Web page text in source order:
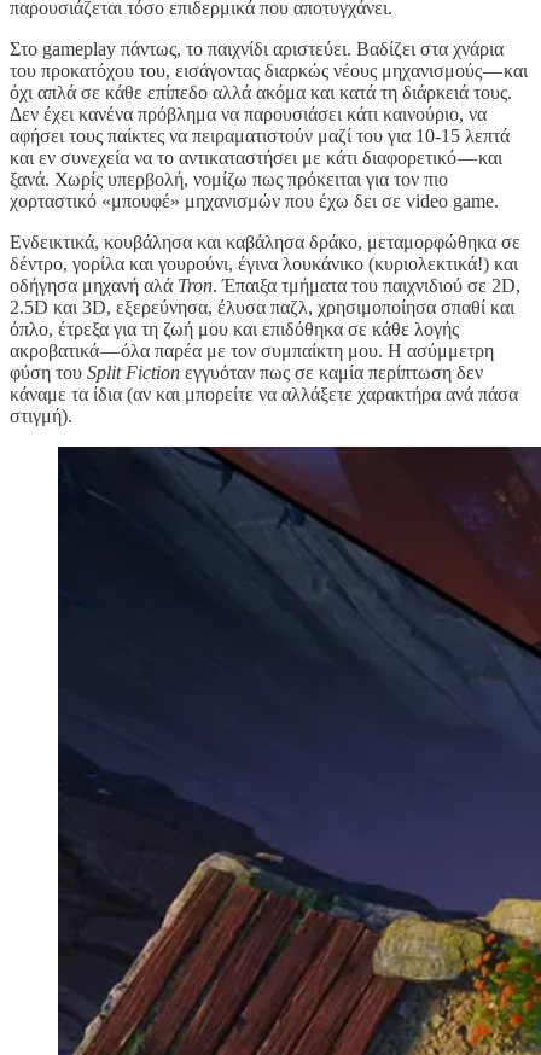
παρουσιάζεται τόσο επιδερμικά που αποτυγχάνει.
Στο gameplay πάντως, το παιχνίδι αριστεύει. Βαδίζει στα χνάρια
του προκατόχου του, εισάγοντας διαρκώς νέους μηχανισμούς — και
όχι απλά σε κάθε επίπεδο αλλά ακόμα και κατά τη διάρκειά τους.
Δεν έχει κανένα πρόβλημα να παρουσιάσει κάτι καινούριο, να
αφήσει τους παίκτες να πειραματιστούν μαζί του για 10-15 λεπτά
και εν συνεχεία να το αντικαταστήσει με κάτι διαφορετικό — και
ξανά. Χωρίς υπερβολή, νομίζω πως πρόκειται για τον πιο
χορταστικό «μπουφέ» μηχανισμών που έχω δει σε video game.
Ενδεικτικά, κουβάλησα και καβάλησα δράκο, μεταμορφώθηκα σε
δέντρο, γορίλα και γουρούνι, έγινα λουκάνικο (κυριολεκτικά!) και
οδήγησα μηχανή αλά Tron. Έπαιξα τμήματα του παιχνιδιού σε 2D,
2.5D και 3D, εξερεύνησα, έλυσα παζλ, χρησιμοποίησα σπαθί και
όπλο, έτρεξα για τη ζωή μου και επιδόθηκα σε κάθε λογής
ακροβατικά — όλα παρέα με τον συμπαίκτη μου. Η ασύμμετρη
φύση του Split Fiction εγγυόταν πως σε καμία περίπτωση δεν
κάναμε τα ίδια (αν και μπορείτε να αλλάξετε χαρακτήρα ανά πάσα
στιγμή).